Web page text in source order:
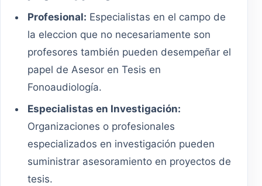
Profesional: Especialistas en el campo de
la eleccion que no necesariamente son
profesores también pueden desempeñar el
papel de Asesor en Tesis en
Fonoaudiología.
Especialistas en Investigación:
Organizaciones o profesionales
especializados en investigación pueden
suministrar asesoramiento en proyectos de
tesis.